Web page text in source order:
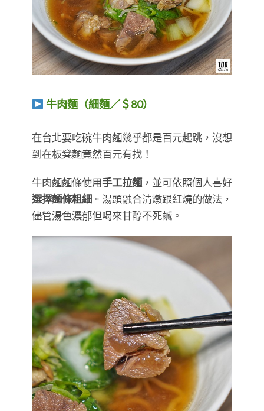
牛肉麵（細麵／＄80）
​​​​​​​在台北要吃碗牛肉麵幾乎都是百元起跳，沒想
到在板凳麵竟然百元有找！
牛肉麵麵條使用手工拉麵，並可依照個人喜好
選擇麵條粗細 。湯頭融合清燉跟紅燒的做法，
儘管湯色濃郁但喝來甘醇不死鹹。